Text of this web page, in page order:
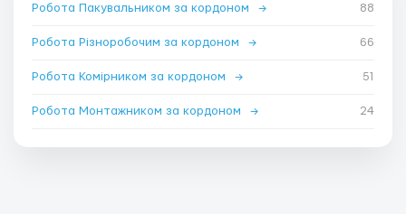
Робота Пакувальником за кордоном → 88
Робота Різноробочим за кордоном → 66
Робота Комірником за кордоном → 51
Робота Монтажником за кордоном → 24